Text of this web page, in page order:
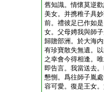
舊知識。情懷莫逆
美女。并携稚子具
前。禮彼足已作如
女。父母娉我與師
歸贍部洲。於大海
有珍寶散失無遺。
之幸會今得相逢。
即告言。我當送去
懇惻。爲往師子胤
容可愛。復是王女